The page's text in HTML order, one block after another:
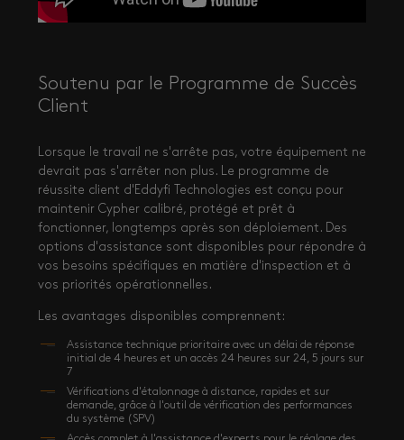
Soutenu par le Programme de Succès
Client
Lorsque le travail ne s'arrête pas, votre équipement ne
devrait pas s'arrêter non plus. Le programme de
réussite client d'Eddyfi Technologies est conçu pour
maintenir Cypher calibré, protégé et prêt à
fonctionner, longtemps après son déploiement. Des
options d'assistance sont disponibles pour répondre à
vos besoins spécifiques en matière d'inspection et à
vos priorités opérationnelles.
Les avantages disponibles comprennent:
Assistance technique prioritaire avec un délai de réponse
initial de 4 heures et un accès 24 heures sur 24, 5 jours sur
7
Vérifications d'étalonnage à distance, rapides et sur
demande, grâce à l'outil de vérification des performances
du système (SPV)